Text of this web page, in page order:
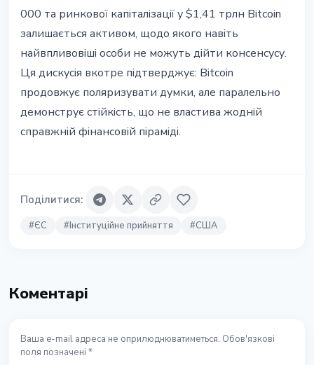
000 та ринкової капіталізації у $1,41 трлн Bitcoin
залишається активом, щодо якого навіть
найвпливовіші особи не можуть дійти консенсусу.
Ця дискусія вкотре підтверджує: Bitcoin
продовжує поляризувати думки, але паралельно
демонструє стійкість, що не властива жодній
справжній фінансовій піраміді.
Поділитися:
#ЄС #Інституційне прийняття #США
Коментарі
Ваша e-mail адреса не оприлюднюватиметься. Обов'язкові
поля позначені *